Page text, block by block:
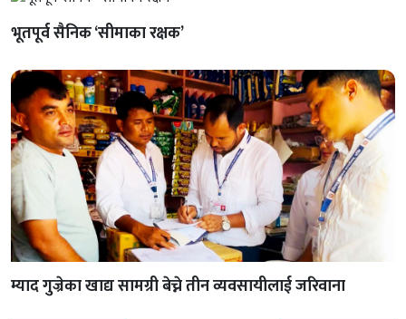
भूतपूर्व सैनिक ‘सीमाका रक्षक’
म्याद गुज्रेका खाद्य सामग्री बेच्ने तीन व्यवसायीलाई जरिवाना